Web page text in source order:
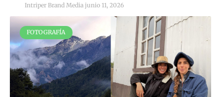
Intriper Brand Media junio 11, 2026
FOTOGRAFÍA